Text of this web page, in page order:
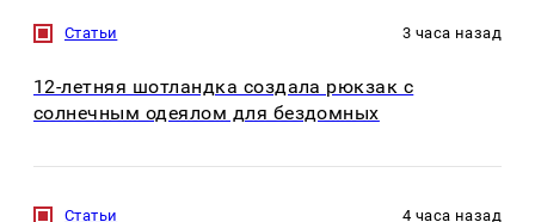
Статьи 3 часа назад
12-летняя шотландка создала рюкзак с
солнечным одеялом для бездомных
Статьи 4 часа назад